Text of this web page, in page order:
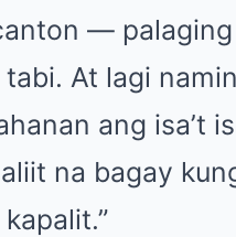
—
At lagi
ang isa’t
na bagay